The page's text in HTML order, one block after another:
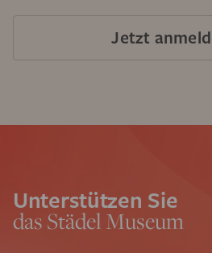
Jetzt
Unterstützen Sie
das Städel Museum